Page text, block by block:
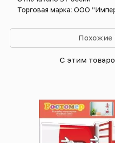
Торговая марка: ООО
Похожие
С этим